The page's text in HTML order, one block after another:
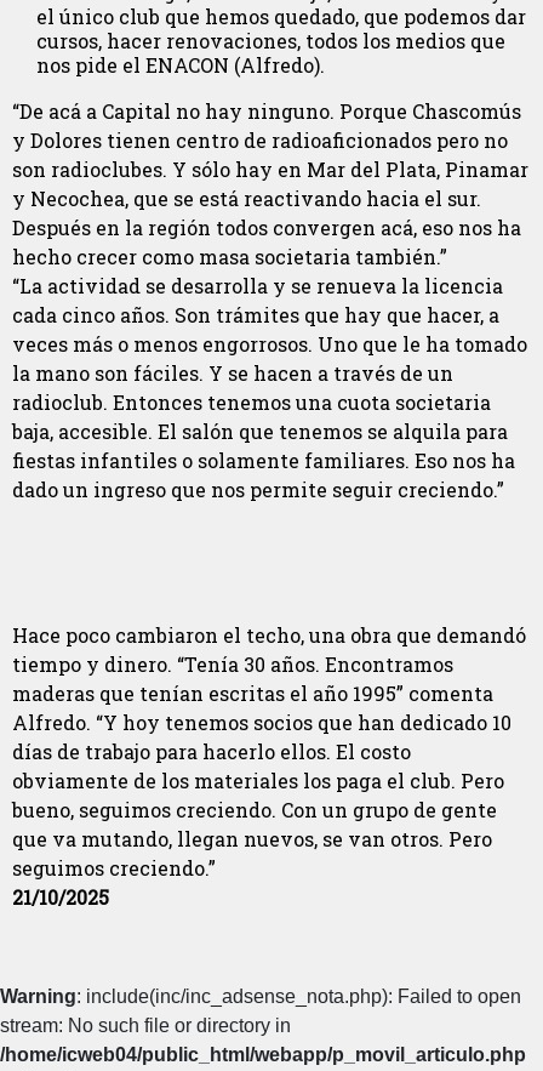
el único club que hemos quedado, que podemos dar
cursos, hacer renovaciones, todos los medios que
nos pide el ENACON (Alfredo).
“De acá a Capital no hay ninguno. Porque Chascomús
y Dolores tienen centro de radioaficionados pero no
son radioclubes. Y sólo hay en Mar del Plata, Pinamar
y Necochea, que se está reactivando hacia el sur.
Después en la región todos convergen acá, eso nos ha
hecho crecer como masa societaria también.”
“La actividad se desarrolla y se renueva la licencia
cada cinco años. Son trámites que hay que hacer, a
veces más o menos engorrosos. Uno que le ha tomado
la mano son fáciles. Y se hacen a través de un
radioclub. Entonces tenemos una cuota societaria
baja, accesible. El salón que tenemos se alquila para
fiestas infantiles o solamente familiares. Eso nos ha
dado un ingreso que nos permite seguir creciendo.”
Hace poco cambiaron el techo, una obra que demandó
tiempo y dinero. “Tenía 30 años. Encontramos
maderas que tenían escritas el año 1995” comenta
Alfredo. “Y hoy tenemos socios que han dedicado 10
días de trabajo para hacerlo ellos. El costo
obviamente de los materiales los paga el club. Pero
bueno, seguimos creciendo. Con un grupo de gente
que va mutando, llegan nuevos, se van otros. Pero
seguimos creciendo.”
21/10/2025
Warning: include(inc/inc_adsense_nota.php): Failed to open
stream: No such file or directory in
/home/icweb04/public_html/webapp/p_movil_articulo.php